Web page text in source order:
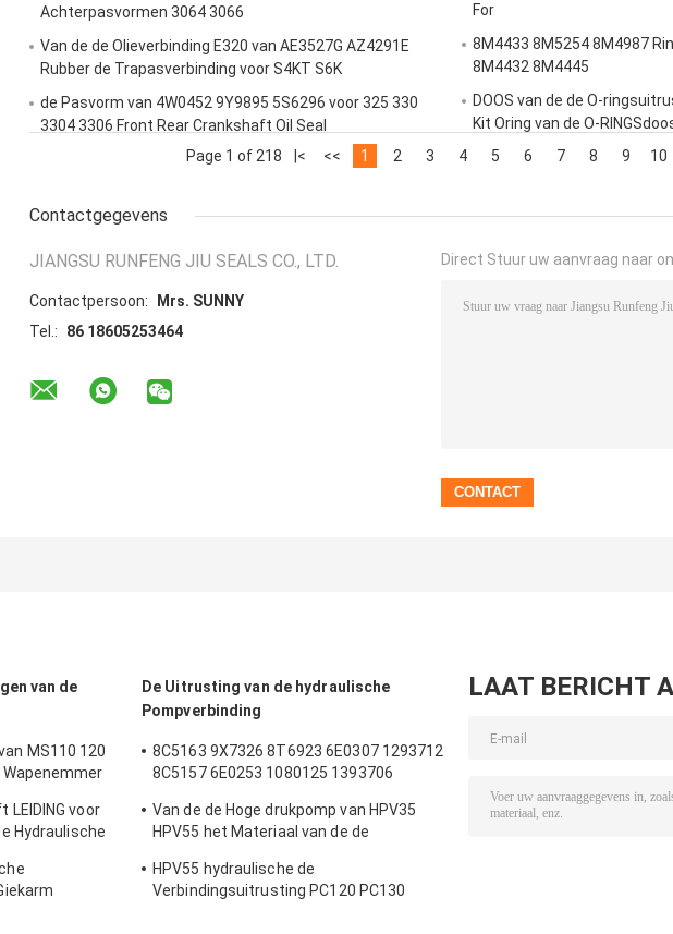
Achterpasvormen 3064 3066
Van de de Olieverbinding E320 van AE3527G AZ4291E
Rubber de Trapasverbinding voor S4KT S6K
de Pasvorm van 4W0452 9Y9895 5S6296 voor 325 330
3304 3306 Front Rear Crankshaft Oil Seal
For
8M4433 8M5254 8M4987
8M4432 8M4445
DOOS van de de O-
Kit Oring van de O-
graafwerktuig
Page 1 of 218 |< << 1 2 3 4 5 6 7 8 9 10
Contactgegevens
JIANGSU RUNFENG JIU SEALS CO., LTD.
Contactpersoon:
Mrs. SUNNY
Tel.:
86 18605253464
Direct Stuur uw aanvraag naar
van de
MS110 120
Kit Hydraulic
LEIDING voor
Hydraulische
De Uitrusting van de hydraulische
Pompverbinding
8C5163 9X7326 8T6923 6E0307 1293712
8C5157 6E0253 1080125 1393706
1214185 1301857 0996998
Van de de Hoge drukpomp van HPV35
HPV55 het Materiaal van de de
HPV55 hydraulische de
Verbindingsuitrusting PC120 PC130
LAAT BERICHT